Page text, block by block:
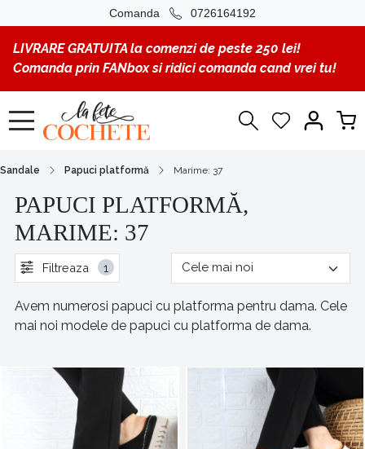
Comanda 0726164192
LIVRARE GRATUITA la comenzi de peste 250 lei!
Comanda prin FANbox si ridici comanda cand vrei tu!
Sandale Papuci platformă Marime: 37
PAPUCI PLATFORMĂ,
MARIME: 37
Filtreaza 1
Avem numerosi papuci cu platforma pentru dama. Cele
mai noi modele de papuci cu platforma de dama.